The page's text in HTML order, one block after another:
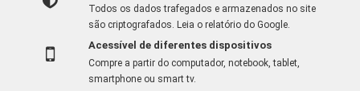
Todos os dados trafegados e armazenados no site
são criptografados. Leia o relatório do Google.
Acessível de diferentes dispositivos
Compre a partir do computador, notebook, tablet,
smartphone ou smart tv.